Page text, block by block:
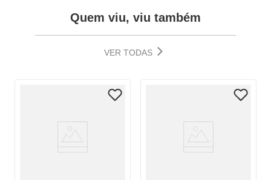
Quem viu, viu também
VER TODAS